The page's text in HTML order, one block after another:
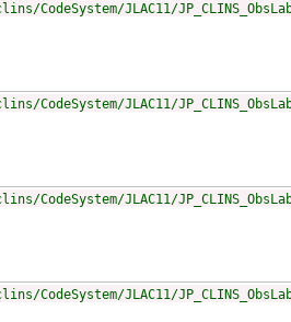
JLAC11/
JLAC11/
JLAC11/
JLAC11/